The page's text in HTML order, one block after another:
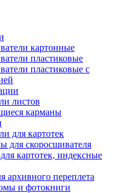
картонные
пластиковые
пластиковые с
листов
карманы
для картотек
для скоросшивателя
картотек, индексные
архивного переплета
и фотокниги